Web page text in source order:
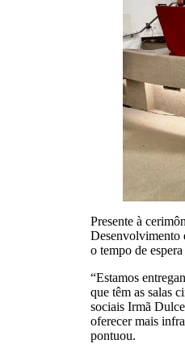
Presente à
Desenvolvimento
o tempo de
“Estamos
que têm as salas
sociais Irmã
oferecer mais
pontuou.